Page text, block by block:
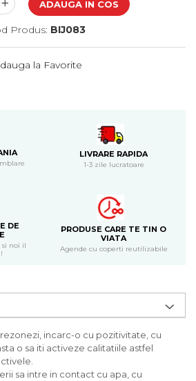
colorat
ADAUGA IN COS
Produs: BIJ083
la Favorite
LIVRARE RAPIDA
1-3 zile lucratoare
DE
noi il
PRODUSE CARE TE TIN O
VIATA
Agende cu coperti reutilizabile
incarc-o cu pozitivitate, cu
o sa iti activeze calitatiile astfel
sa intre in contact cu apa, cu